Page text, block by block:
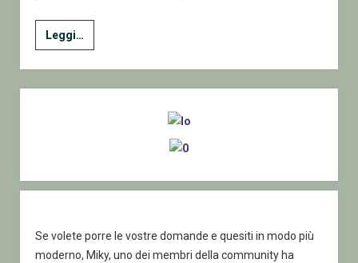
Leggi…
Server
Manutenzione
Database
Se volete porre le vostre domande e quesiti in modo più
moderno, Miky, uno dei membri della community ha